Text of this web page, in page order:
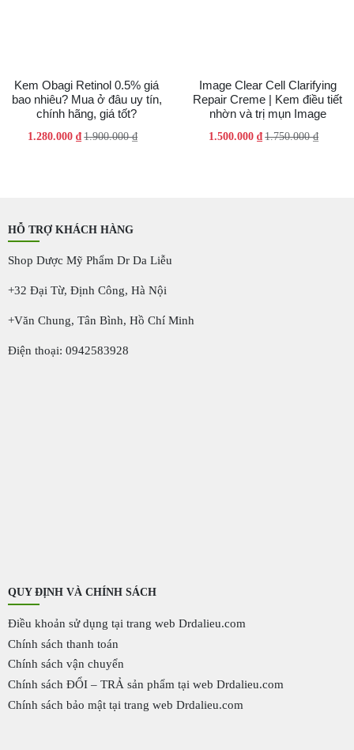
Kem Obagi Retinol 0.5% giá
bao nhiêu? Mua ở đâu uy tín,
chính hãng, giá tốt?
1.900.000₫
Giá
1.280.000 ₫ Giá
Image Clear Cell Clarifying
Repair Creme | Kem điều tiết
nhờn và trị mụn Image
1.750.000₫
Giá
1.500.000 ₫ Giá
HỖ TRỢ KHÁCH HÀNG
Shop Dược Mỹ Phẩm Dr Da Liễu
+32 Đại Từ, Định Công, Hà Nội
+Văn Chung, Tân Bình, Hồ Chí Minh
Điện thoại: 0942583928
QUY ĐỊNH VÀ CHÍNH SÁCH
Điều khoản sử dụng tại trang web Drdalieu.com
Chính sách thanh toán
Chính sách vận chuyển
Chính sách ĐỔI – TRẢ sản phẩm tại web Drdalieu.com
Chính sách bảo mật tại trang web Drdalieu.com